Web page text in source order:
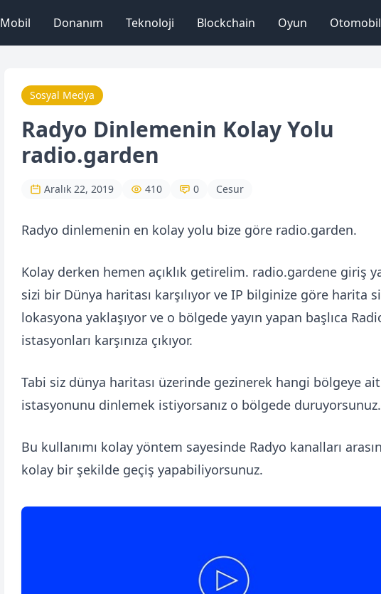
Mobil Donanım Teknoloji Blockchain Oyun Otomobil
Sosyal Medya
Radyo Dinlemenin Kolay Yolu
radio.garden
Aralık 22, 2019 410 0 Cesur
Radyo dinlemenin en kolay yolu bize göre radio.garden.
Kolay derken hemen açıklık getirelim. radio.gardene giriş
sizi bir Dünya haritası karşılıyor ve IP bilginize göre harita
lokasyona yaklaşıyor ve o bölgede yayın yapan başlıca
istasyonları karşınıza çıkıyor.
Tabi siz dünya haritası üzerinde gezinerek hangi bölgeye
istasyonunu dinlemek istiyorsanız o bölgede duruyorsunuz.
Bu kullanımı kolay yöntem sayesinde Radyo kanalları
kolay bir şekilde geçiş yapabiliyorsunuz.